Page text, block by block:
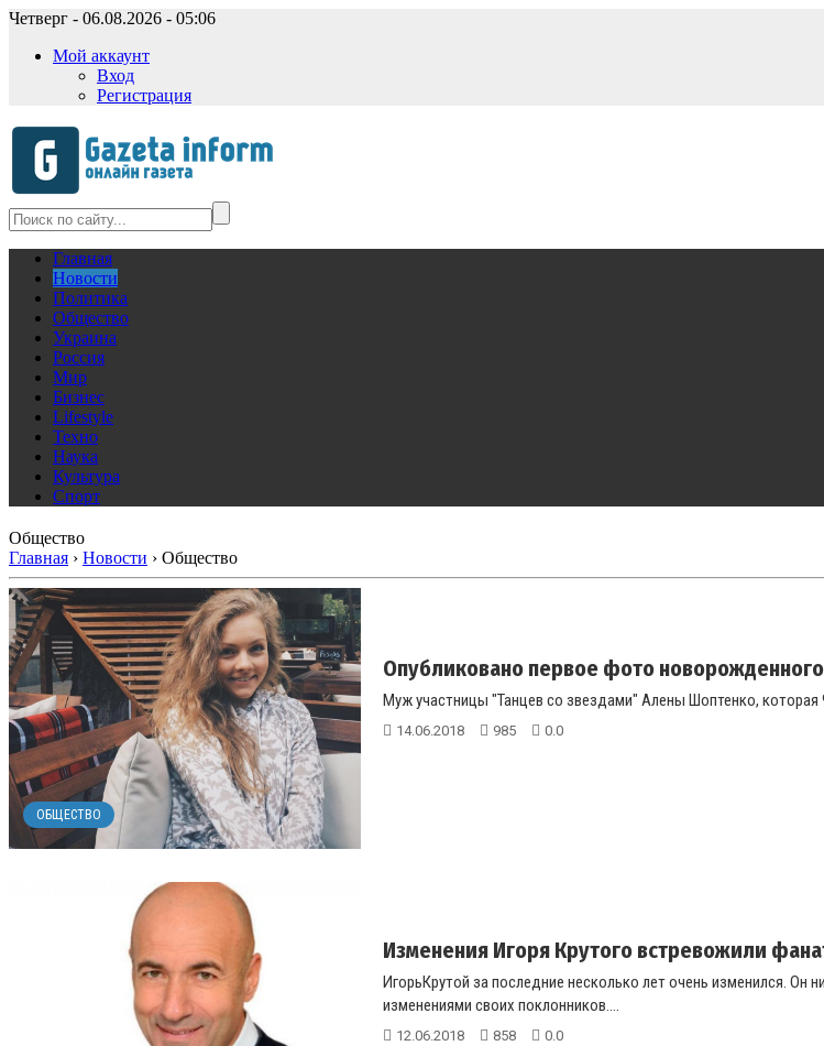
Четверг - 06.08.2026 - 05:06
Мой аккаунт
Вход
Регистрация
Главная
Новости
Политика
Общество
Украина
Россия
Мир
Бизнес
Lifestyle
Техно
Наука
Культура
Спорт
Общество
Главная › Новости › Общество
ОБЩЕСТВО
Опубликовано первое фото
Муж участницы "Танцев со звездами" Алены Шоптенко,
14.06.2018 985 0.0
Изменения Игоря Крутого встревожили
ИгорьКрутой за последние несколько лет очень изменился.
изменениями своих поклонников....
12.06.2018 858 0.0